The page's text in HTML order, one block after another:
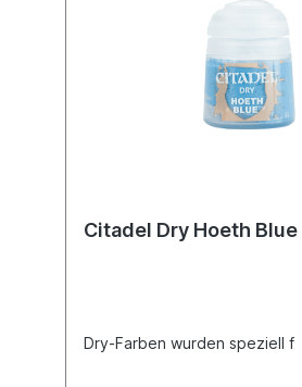
Citadel Dry Hoeth Blue
Dry-Farben wurden speziell f